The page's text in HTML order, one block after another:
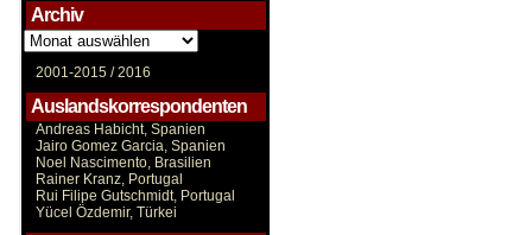
Archiv
Archiv
2001-2015 /2016
Auslandskorrespondenten
Andreas Habicht, Spanien
Jairo Gomez Garcia, Spanien
Noel Nascimento, Brasilien
Rainer Kranz, Portugal
Rui Filipe Gutschmidt, Portugal
Yücel Özdemir, Türkei